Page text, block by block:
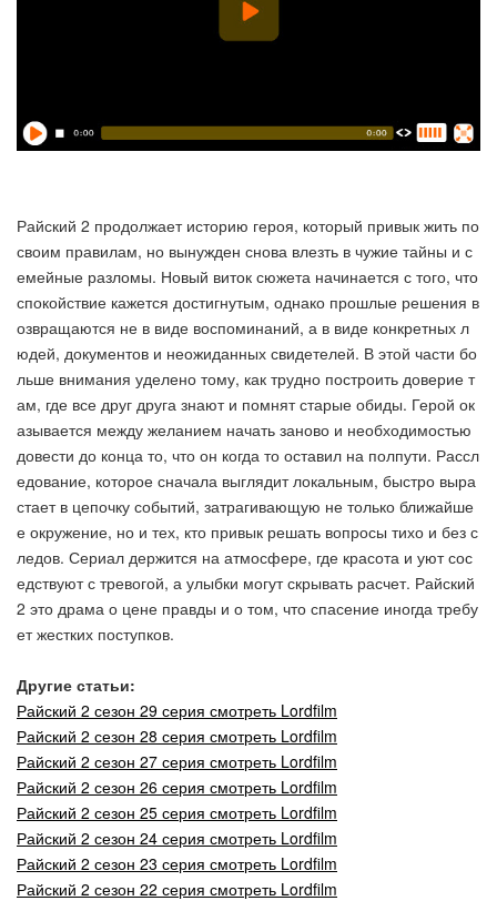
Райский 2 продолжает историю героя, который привык жить по
своим правилам, но вынужден снова влезть в чужие тайны и с
емейные разломы. Новый виток сюжета начинается с того, что
спокойствие кажется достигнутым, однако прошлые решения в
озвращаются не в виде воспоминаний, а в виде конкретных л
юдей, документов и неожиданных свидетелей. В этой части бо
льше внимания уделено тому, как трудно построить доверие т
ам, где все друг друга знают и помнят старые обиды. Герой ок
азывается между желанием начать заново и необходимостью
довести до конца то, что он когда то оставил на полпути. Рассл
едование, которое сначала выглядит локальным, быстро выра
стает в цепочку событий, затрагивающую не только ближайше
е окружение, но и тех, кто привык решать вопросы тихо и без с
ледов. Сериал держится на атмосфере, где красота и уют сос
едствуют с тревогой, а улыбки могут скрывать расчет. Райский
2 это драма о цене правды и о том, что спасение иногда требу
ет жестких поступков.
Другие статьи:
Райский 2 сезон 29 серия смотреть Lordfilm
Райский 2 сезон 28 серия смотреть Lordfilm
Райский 2 сезон 27 серия смотреть Lordfilm
Райский 2 сезон 26 серия смотреть Lordfilm
Райский 2 сезон 25 серия смотреть Lordfilm
Райский 2 сезон 24 серия смотреть Lordfilm
Райский 2 сезон 23 серия смотреть Lordfilm
Райский 2 сезон 22 серия смотреть Lordfilm